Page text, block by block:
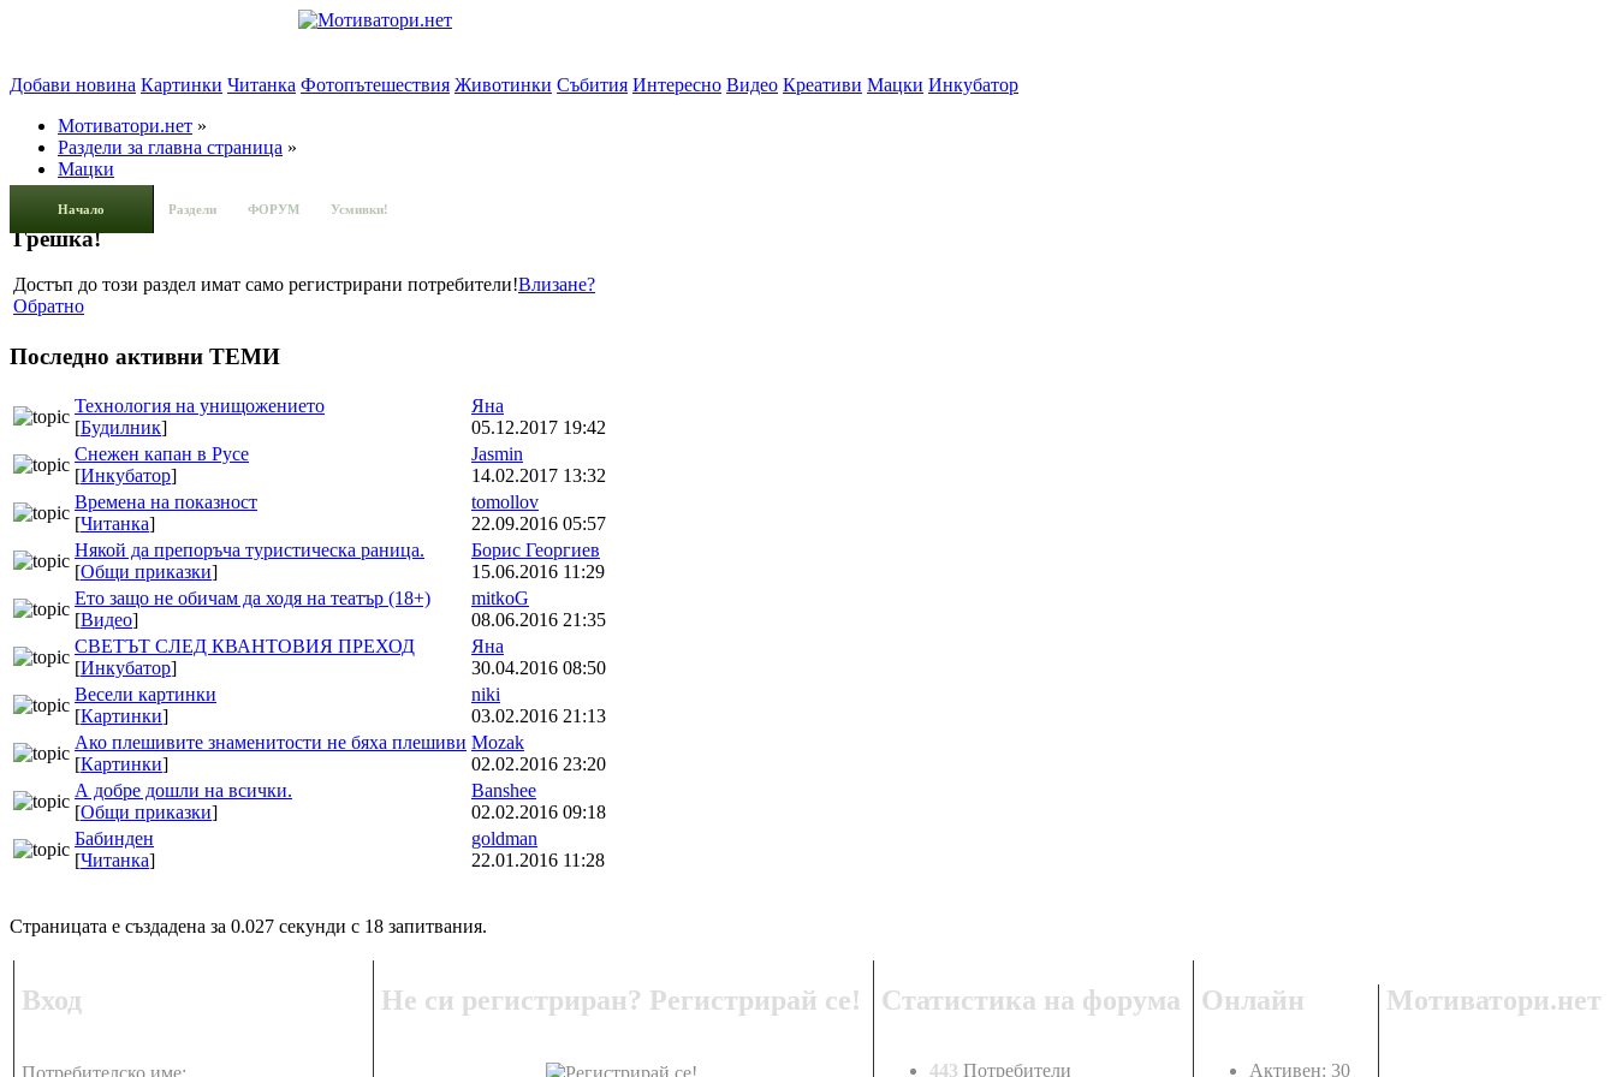
Начало Раздели ФОРУМ Усмивки!
Добави новина Картинки Читанка Фотопътешествия Животинки Събития Интересно Видео Креативи Мацки Инкубатор
Мотиватори.нет »
Раздели за главна страница »
Мацки
Грешка!
Достъп до този раздел имат само регистрирани потребители!Влизане?
Обратно
Последно активни ТЕМИ
Технология на унищожението
[Будилник]
Яна
05.12.2017 19:42
Снежен капан в Русе
[Инкубатор]
Jasmin
14.02.2017 13:32
Времена на показност
[Читанка]
tomollov
22.09.2016 05:57
Някой да препоръча туристическа раница.
[Общи приказки]
Борис Георгиев
15.06.2016 11:29
Ето защо не обичам да ходя на театър (18+)
[Видео]
mitkoG
08.06.2016 21:35
СВЕТЪТ СЛЕД КВАНТОВИЯ ПРЕХОД
[Инкубатор]
Яна
30.04.2016 08:50
Весели картинки
[Картинки]
niki
03.02.2016 21:13
Ако плешивите знаменитости не бяха плешиви
[Картинки]
Mozak
02.02.2016 23:20
А добре дошли на всички.
[Общи приказки]
Banshee
02.02.2016 09:18
Бабинден
[Читанка]
goldman
22.01.2016 11:28
Страницата е създадена за 0.027 секунди с 18 запитвания.
Вход Не си регистриран? Регистрирай се! Статистика на форума
443 Потребители
Онлайн
Активен: 30
Мотиватори.нет